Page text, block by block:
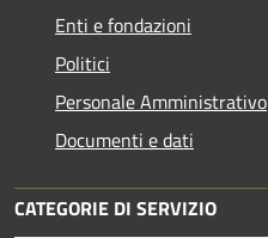
Enti e fondazioni
Politici
Personale Amministrativo
Documenti e dati
CATEGORIE DI SERVIZIO